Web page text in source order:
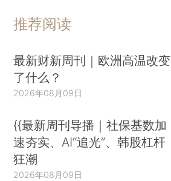
推荐阅读
最新财新周刊｜欧洲高温改变
了什么？
2026年08月09日
{{最新周刊导播｜社保基数加
速夯实、AI“追光”、韩股杠杆
狂潮
2026年08月09日